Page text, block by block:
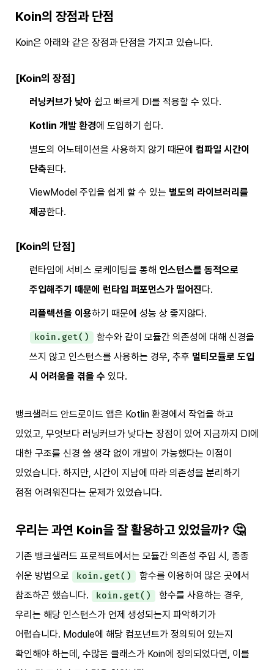
Koin의 장점과 단점
Koin은 아래와 같은 장점과 단점을 가지고 있습니다.
[Koin의 장점]
러닝커브가 낮아쉽고 빠르게 DI를 적용할 수 있다.
Kotlin 개발 환경에 도입하기 쉽다.
별도의 어노테이션을 사용하지 않기 때문에 컴파일 시간이
단축된다.
ViewModel 주입을 쉽게 할 수 있는 별도의 라이브러리를
제공한다.
[Koin의 단점]
런타임에 서비스 로케이팅을 통해 인스턴스를 동적으로
주입해주기 때문에 런타임 퍼포먼스가 떨어진다.
리플렉션을 이용하기 때문에 성능 상 좋지않다.
koin.get()
함수와 같이 모듈간 의존성에 대해 신경을
쓰지 않고 인스턴스를 사용하는 경우, 추후 멀티모듈로 도입
시 어려움을 겪을 수 있다.
뱅크샐러드 안드로이드 앱은 Kotlin 환경에서 작업을 하고
있었고, 무엇보다 러닝커브가 낮다는 장점이 있어 지금까지 DI에
대한 구조를 신경 쓸 생각 없이 개발이 가능했다는 이점이
있었습니다. 하지만, 시간이 지남에 따라 의존성을 분리하기
점점 어려워진다는 문제가 있었습니다.
우리는 과연 Koin을 잘 활용하고 있었을까? 🤔
기존 뱅크샐러드 프로젝트에서는 모듈간 의존성 주입 시, 종종
쉬운 방법으로
koin.get()
함수를 이용하여 많은 곳에서
참조하곤 했습니다.
koin.get()
함수를 사용하는 경우,
우리는 해당 인스턴스가 언제 생성되는지 파악하기가
어렵습니다. Module에 해당 컴포넌트가 정의되어 있는지
확인해야 하는데, 수많은 클래스가 Koin에 정의되었다면, 이를